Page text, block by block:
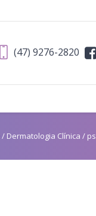
(47) 9276-2820
/ Dermatologia Clínica /